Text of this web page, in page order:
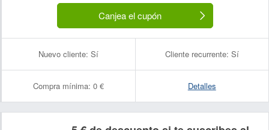
Canjea el cupón
Nuevo cliente: Sí Cliente recurrente: Sí
Compra mínima: 0 € Detalles